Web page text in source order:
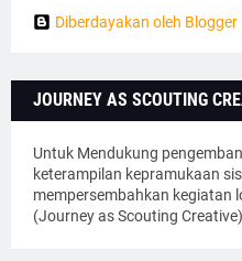
Diberdayakan oleh Blogger
JOURNEY AS SCOUTING
Untuk Mendukung
keterampilan kepramukaan
mempersembahkan kegiatan
(Journey as Scouting Creative)